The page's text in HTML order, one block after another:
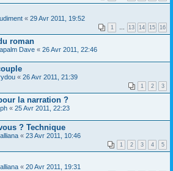
« 29 Avr 2011, 19:52
1 … 13 14 15 16
roman
Dave « 26 Avr 2011, 22:46
« 26 Avr 2011, 21:39
1 2 3
la narration ?
« 25 Avr 2011, 22:23
? Technique
« 23 Avr 2011, 10:46
1 2 3 4 5
« 20 Avr 2011, 19:31